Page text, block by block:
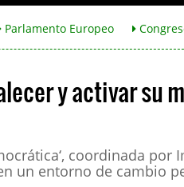
Parlamento Europeo
y activar
coordinada por
un entorno de cambio